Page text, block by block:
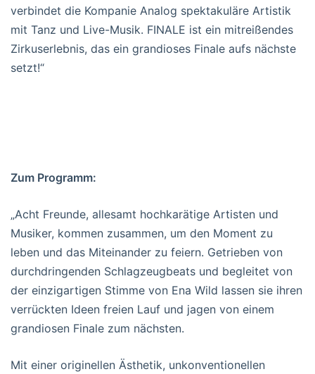
verbindet die Kompanie Analog spektakuläre Artistik
mit Tanz und Live-Musik. FINALE ist ein mitreißendes
Zirkuserlebnis, das ein grandioses Finale aufs nächste
setzt!“
Zum Programm:
„Acht Freunde, allesamt hochkarätige Artisten und
Musiker, kommen zusammen, um den Moment zu
leben und das Miteinander zu feiern. Getrieben von
durchdringenden Schlagzeugbeats und begleitet von
der einzigartigen Stimme von Ena Wild lassen sie ihren
verrückten Ideen freien Lauf und jagen von einem
grandiosen Finale zum nächsten.
Mit einer originellen Ästhetik, unkonventionellen